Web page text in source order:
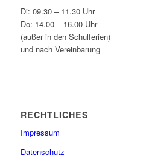
Di: 09.30 – 11.30 Uhr
Do: 14.00 – 16.00 Uhr
(außer in den Schulferien)
und nach Vereinbarung
RECHTLICHES
Impressum
Datenschutz